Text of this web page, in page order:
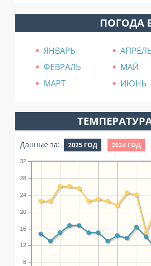
ПОГОДА
ЯНВАРЬ
ФЕВРАЛЬ
МАЙ
МАРТ
ИЮНЬ
Данные за: 2025 ГОД 2024 ГОД
8
12
16
20
24
28
32